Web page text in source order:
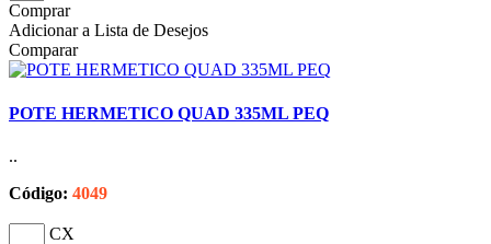
Comprar
Adicionar a Lista de Desejos
Comparar
POTE HERMETICO QUAD 335ML PEQ
..
Código: 4049
CX